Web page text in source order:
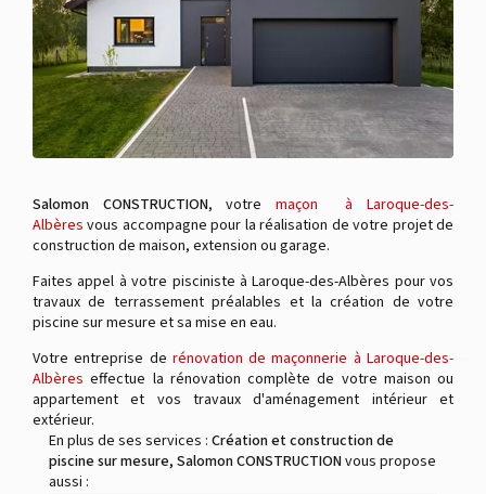
Salomon CONSTRUCTION, votremaçon à Laroque-des-
Albères vous accompagne pour la réalisation de votre projet de
construction de maison, extension ou garage.
Faites appel à votre pisciniste à Laroque-des-Albères pour vos
travaux de terrassement préalables et la création de votre
piscine sur mesure et sa mise en eau.
Votre entreprise de rénovation de maçonnerie à Laroque-des-
Albères effectue la rénovation complète de votre maison ou
appartement et vos travaux d'aménagement intérieur et
extérieur.
En plus de ses services : Création et construction de
piscine sur mesure, Salomon CONSTRUCTIONvous propose
aussi :